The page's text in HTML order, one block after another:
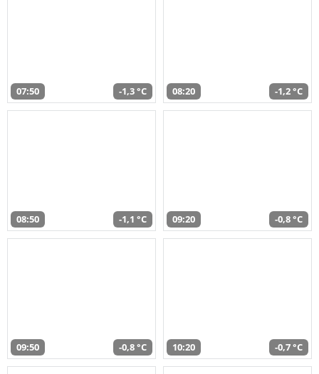
07:50 -1,3 °C 08:20 -1,2 °C
08:50 -1,1 °C 09:20 -0,8 °C
09:50 -0,8 °C 10:20 -0,7 °C